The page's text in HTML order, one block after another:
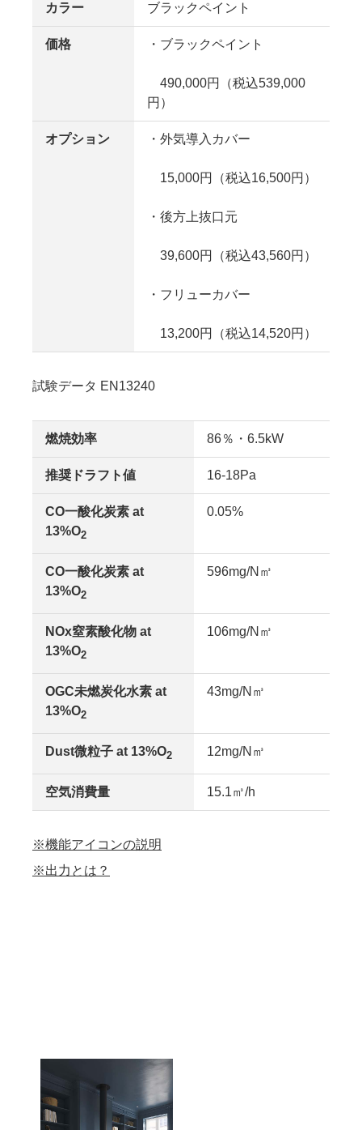
カラー ブラックペイント
価格 ・ブラックペイント
490,000円（税込539,000
円）
オプション ・外気導入カバー
15,000円（税込16,500円）
・後方上抜口元
39,600円（税込43,560円）
・フリューカバー
13,200円（税込14,520円）
試験データ EN13240
燃焼効率 86％・6.5kW
推奨ドラフト値 16-18Pa
CO一酸化炭素 at
13%O2
0.05%
CO一酸化炭素 at
13%O2
596mg/N㎥
NOx窒素酸化物 at
13%O2
106mg/N㎥
OGC未燃炭化水素 at
13%O2
43mg/N㎥
Dust微粒子 at 13%O2 12mg/N㎥
空気消費量 15.1㎥/h
※機能アイコンの説明
※出力とは？